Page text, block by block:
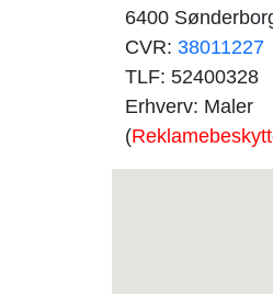
6400
CVR: 38011227
TLF: 52400328
Erhverv: Maler
(